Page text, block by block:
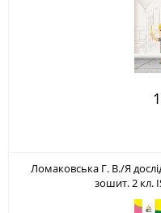
Ломаковська Г. В./Я
зошит. 2 кл.